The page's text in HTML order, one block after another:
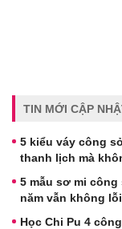
TIN MỚI CẬP
5 kiểu váy công
thanh lịch mà
5 mẫu sơ mi
năm vẫn không
Học Chi Pu 4